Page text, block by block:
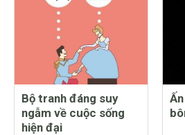
Bộ tranh đáng suy
ngẫm về cuộc sống
hiện đại